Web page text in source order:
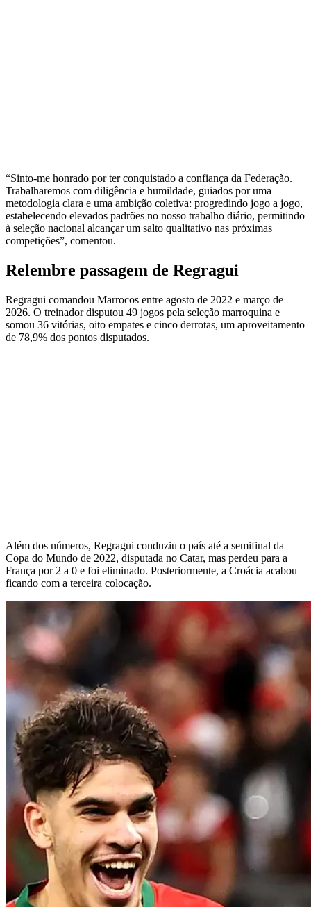
“Sinto-me honrado por ter conquistado a confiança da Federação.
Trabalharemos com diligência e humildade, guiados por uma
metodologia clara e uma ambição coletiva: progredindo jogo a jogo,
estabelecendo elevados padrões no nosso trabalho diário, permitindo
à seleção nacional alcançar um salto qualitativo nas próximas
competições”, comentou.
Relembre passagem de Regragui
Regragui comandou Marrocos entre agosto de 2022 e março de
2026. O treinador disputou 49 jogos pela seleção marroquina e
somou 36 vitórias, oito empates e cinco derrotas, um aproveitamento
de 78,9% dos pontos disputados.
Além dos números, Regragui conduziu o país até a semifinal da
Copa do Mundo de 2022, disputada no Catar, mas perdeu para a
França por 2 a 0 e foi eliminado. Posteriormente, a Croácia acabou
ficando com a terceira colocação.